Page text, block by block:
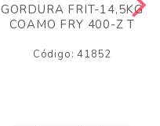
GORDURA FRIT-14,5KG
COAMO FRY 400-Z T
Código: 41852